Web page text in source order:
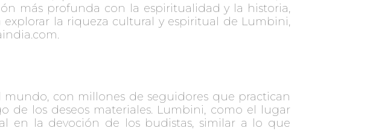
más profunda con la espiritualidad y la historia,
la riqueza cultural y espiritual de Lumbini,
con millones de seguidores que practican
de los deseos materiales. Lumbini, como el lugar
en la devoción de los budistas, similar a lo que